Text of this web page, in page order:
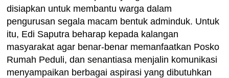
disiapkan untuk membantu warga dalam
pengurusan segala macam bentuk adminduk. Untuk
itu, Edi Saputra beharap kepada kalangan
masyarakat agar benar-benar memanfaatkan Posko
Rumah Peduli, dan senantiasa menjalin komunikasi
menyampaikan berbagai aspirasi yang dibutuhkan